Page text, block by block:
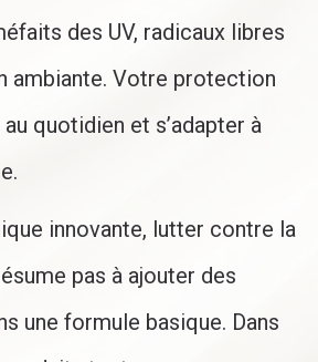
des UV, radicaux libres
ambiante. Votre protection
quotidien et s’adapter à
innovante, lutter contre la
pas à ajouter des
une formule basique. Dans